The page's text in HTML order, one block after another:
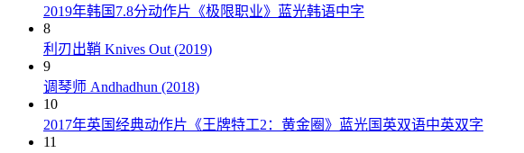
2019年韩国7.8分动作片《极限职业》蓝光韩语中字
8
利刃出鞘 Knives Out (2019)
9
调琴师 Andhadhun (2018)
10
2017年英国经典动作片《王牌特工2：黄金圈》蓝光国英双语中英双字
11